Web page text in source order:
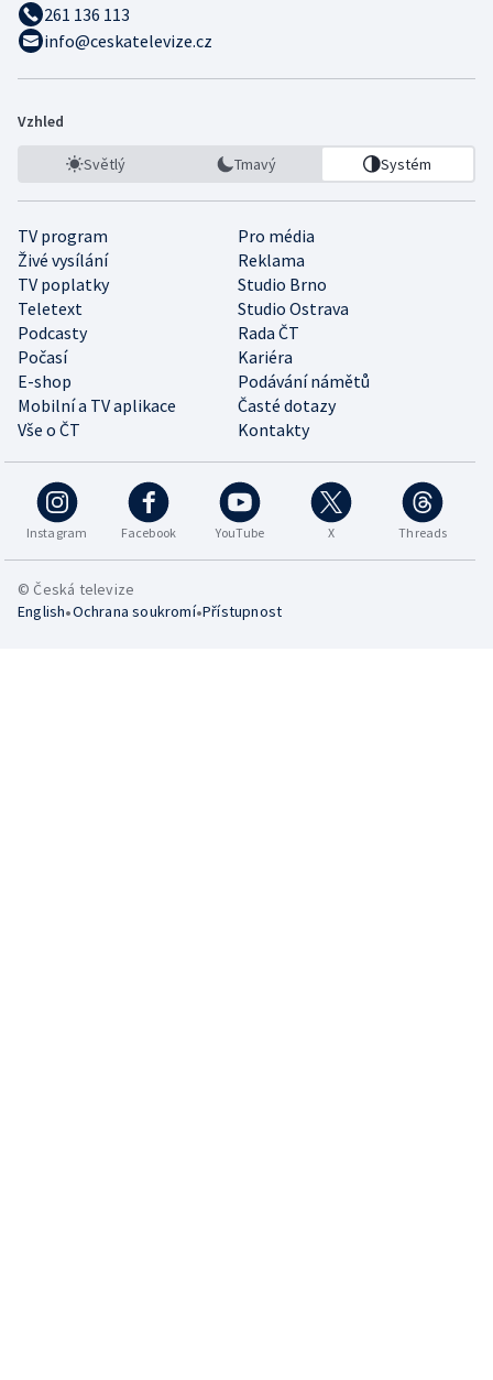
261 136 113
info@ceskatelevize.cz
Vzhled
Světlý Tmavý Systém
TV program
Pro média
Živé vysílání
Reklama
TV poplatky
Studio Brno
Teletext
Studio Ostrava
Podcasty
Rada ČT
Počasí
Kariéra
E-shop
Podávání námětů
Mobilní a TV aplikace
Časté dotazy
Vše o ČT
Kontakty
Instagram Facebook YouTube X Threads
© Česká televize
English•Ochrana soukromí•Přístupnost